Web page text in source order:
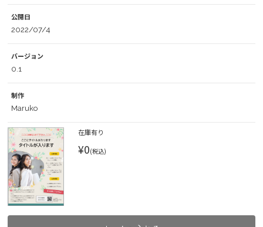
公開日
2022/07/4
バージョン
0.1
制作
Maruko
在庫有り
¥0(税込)